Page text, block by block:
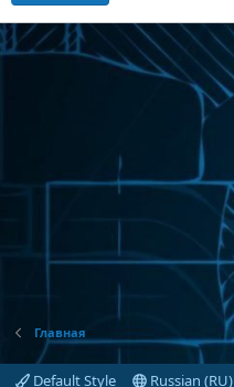
Главная
Default Style Russian (RU)